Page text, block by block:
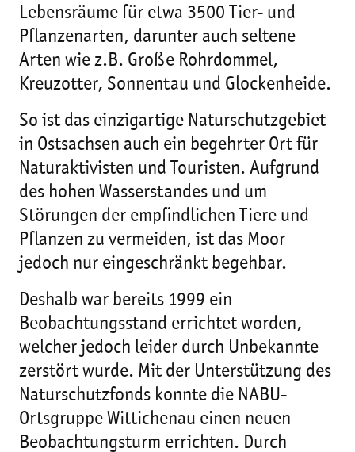
Lebensräume für etwa 3500 Tier- und
Pflanzenarten, darunter auch seltene
Arten wie z.B. Große Rohrdommel,
Kreuzotter, Sonnentau und Glockenheide.
So ist das einzigartige Naturschutzgebiet
in Ostsachsen auch ein begehrter Ort für
Naturaktivisten und Touristen. Aufgrund
des hohen Wasserstandes und um
Störungen der empfindlichen Tiere und
Pflanzen zu vermeiden, ist das Moor
jedoch nur eingeschränkt begehbar.
Deshalb war bereits 1999 ein
Beobachtungsstand errichtet worden,
welcher jedoch leider durch Unbekannte
zerstört wurde. Mit der Unterstützung des
Naturschutzfonds konnte die NABU-
Ortsgruppe Wittichenau einen neuen
Beobachtungsturm errichten. Durch